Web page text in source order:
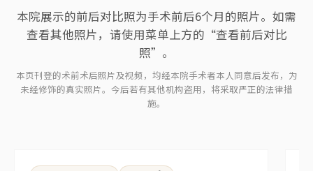
本院展示的前后对比照为手术前后6个月的照片。如需
查看其他照片，请使用菜单上方的“查看前后对比
照”。
本页刊登的术前术后照片及视频，均经本院手术者本人同意后发布，为
未经修饰的真实照片。今后若有其他机构盗用，将采取严正的法律措
施。
BEFORE